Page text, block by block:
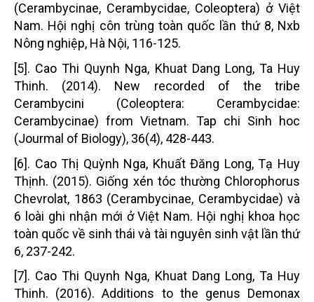
(Cerambycinae, Cerambycidae, Coleoptera) ở Việt
Nam. Hội nghị côn trùng toàn quốc lần thứ 8, Nxb
Nông nghiệp, Hà Nội, 116-125.
[5]. Cao Thi Quynh Nga, Khuat Dang Long, Ta Huy
Thinh. (2014). New recorded of the tribe
Cerambycini (Coleoptera: Cerambycidae:
Cerambycinae) from Vietnam. Tap chi Sinh hoc
(Jourmal of Biology), 36(4), 428-443.
[6]. Cao Thị Quỳnh Nga, Khuất Đăng Long, Tạ Huy
Thịnh. (2015). Giống xén tóc thường Chlorophorus
Chevrolat, 1863 (Cerambycinae, Cerambycidae) và
6 loài ghi nhận mới ở Việt Nam. Hội nghị khoa học
toàn quốc về sinh thái và tài nguyên sinh vật lần thứ
6, 237-242.
[7]. Cao Thi Quynh Nga, Khuat Dang Long, Ta Huy
Thinh. (2016). Additions to the genus Demonax